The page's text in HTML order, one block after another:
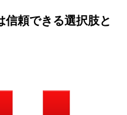
頼できる選択肢と